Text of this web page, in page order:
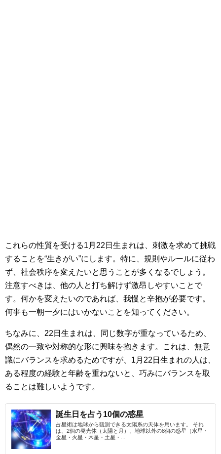
これらの性質を受ける1月22日生まれは、刺激を求めて挑戦
することを“生きがい”にします。特に、規則やルールに従わ
ず、社会秩序を変えたいと思うことが多くなるでしょう。
注意すべきは、他の人と打ち解けず激昂しやすいことで
す。何かを変えたいのであれば、我慢と辛抱が必要です。
何事も一朝一夕にはいかないことを知ってください。
ちなみに、22日生まれは、同じ数字が重なっているため、
偶然の一致や対称的な形に興味を抱きます。これは、無意
識にバランスを求めるためですが、1月22日生まれの人は、
ある程度の経験と年齢を重ねないと、巧みにバランスを取
ることは難しいようです。
誕生日を占う10個の惑星
占星術は地球から観測できる太陽系の天体を用います。 それ
は、2個の発光体（太陽と月）、地球以外の8個の惑星（水星・
金星・火星・木星・土星・...